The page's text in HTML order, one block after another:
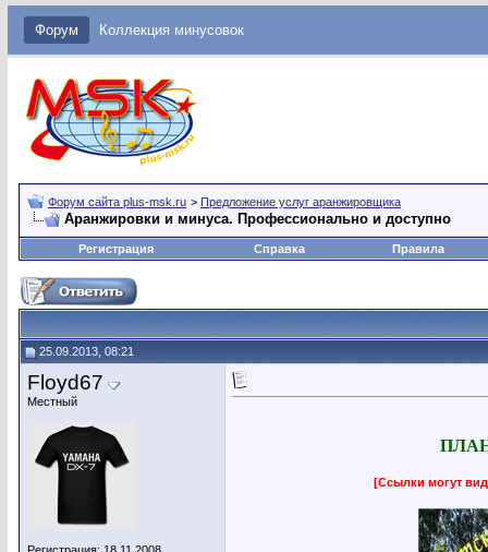
Форум Коллекция минусовок
Форум сайта plus-msk.ru > Предложение услуг аранжировщика
Аранжировки и минуса. Профессионально и доступно
Регистрация Справка Правила
25.09.2013, 08:21
Floyd67
Местный
[Ссылки могут